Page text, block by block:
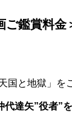
ご鑑賞料金
国と地獄」を
達矢”役者”